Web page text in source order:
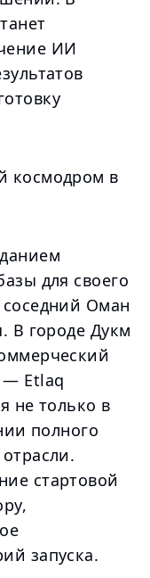
ИИ
космодром в
для своего
соседний Оман
В городе Дукм
— Etlaq
не только в
полного
стартовой
запуска.